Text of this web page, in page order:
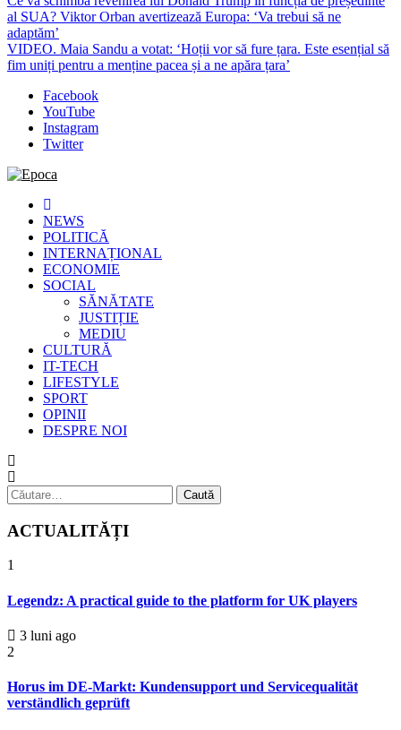
al SUA? Viktor Orban avertizează Europa: ‘Va trebui să ne
adaptăm’
VIDEO. Maia Sandu a votat: ‘Hoții vor să fure țara. Este esențial să
fim uniți pentru a menține pacea și a ne apăra țara’
Facebook
YouTube
Instagram
Twitter
Epoca
Cele mai noi știri online din România
NEWS
POLITICĂ
INTERNAȚIONAL
ECONOMIE
SOCIAL
SĂNĂTATE
JUSTIȚIE
MEDIU
CULTURĂ
IT-TECH
LIFESTYLE
SPORT
OPINII
DESPRE NOI
Caută
după:
ACTUALITĂȚI
1
Legendz: A practical guide to the platform for UK players
3 luni ago
2
Horus im DE-Markt: Kundensupport und Servicequalität
verständlich geprüft